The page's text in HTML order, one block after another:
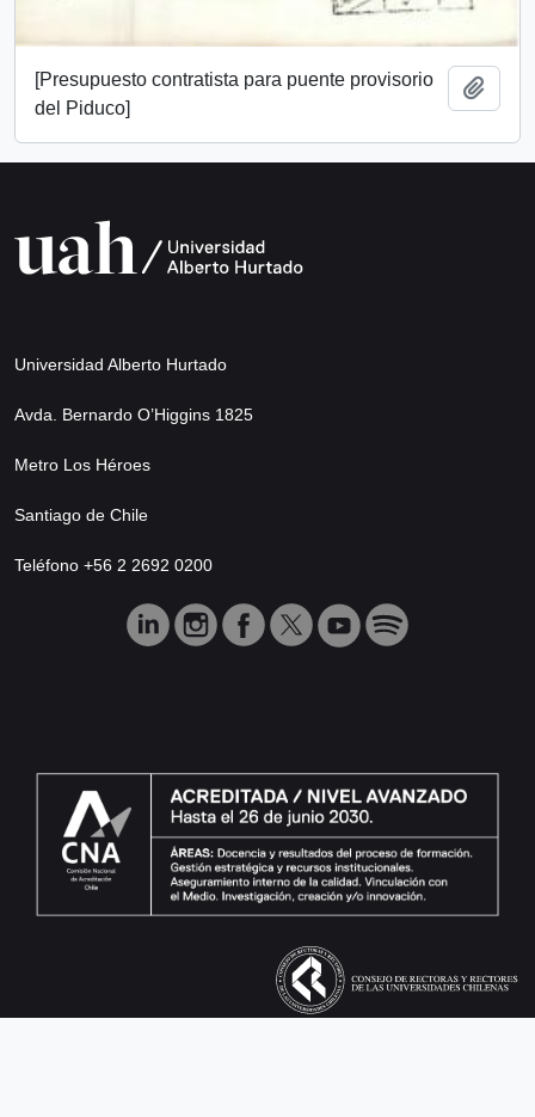
[Presupuesto contratista para puente provisorio
del Piduco]
Universidad Alberto Hurtado
Avda. Bernardo O’Higgins 1825
Metro Los Héroes
Santiago de Chile
Teléfono +56 2 2692 0200